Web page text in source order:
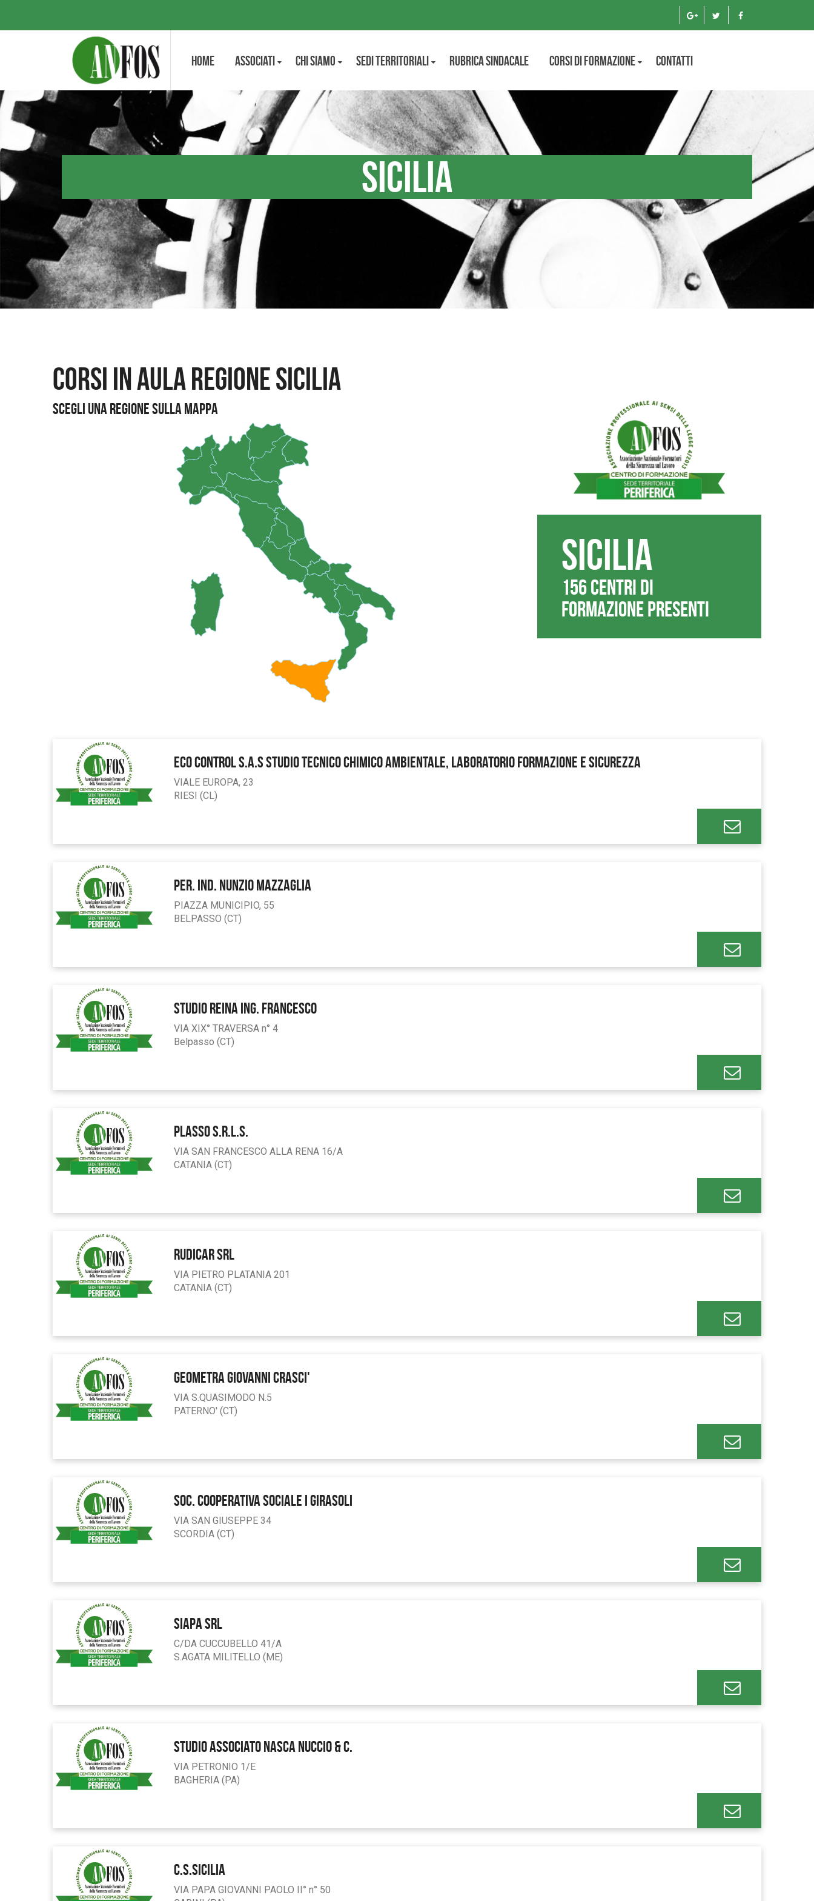
Home Associati CHI SIAMO Sedi territoriali Rubrica Sindacale Corsi di formazione Contatti
Sicilia
Corsi in Aula Regione Sicilia
Scegli una regione sulla mappa
Sicilia
156 centri di
formazione presenti
ECO CONTROL S.A.S STUDIO TECNICO CHIMICO AMBIENTALE, LABORATORIO FORMAZIONE E SICUREZZA
VIALE EUROPA, 23
RIESI (CL)
PER. IND. NUNZIO MAZZAGLIA
PIAZZA MUNICIPIO, 55
BELPASSO (CT)
STUDIO REINA ING. FRANCESCO
VIA XIX° TRAVERSA n° 4
Belpasso (CT)
PLASSO S.R.L.S.
VIA SAN FRANCESCO ALLA RENA 16/A
CATANIA (CT)
RUDICAR SRL
VIA PIETRO PLATANIA 201
CATANIA (CT)
GEOMETRA GIOVANNI CRASCI'
VIA S.QUASIMODO N.5
PATERNO' (CT)
SOC. COOPERATIVA SOCIALE I GIRASOLI
VIA SAN GIUSEPPE 34
SCORDIA (CT)
SIAPA SRL
C/DA CUCCUBELLO 41/A
S.AGATA MILITELLO (ME)
STUDIO ASSOCIATO NASCA NUCCIO & C.
VIA PETRONIO 1/E
BAGHERIA (PA)
C.S.SICILIA
VIA PAPA GIOVANNI PAOLO II° n° 50